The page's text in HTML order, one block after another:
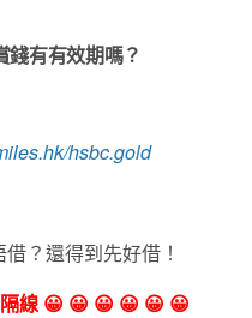
有有效期嗎？
hsbc.gold
？還得到先好借！
線 😀 😀 😀 😀 😀 😀